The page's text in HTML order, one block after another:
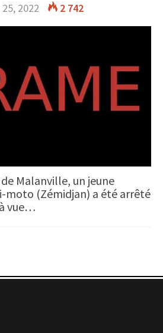
2022
2 742
Malanville, un jeune
moto (Zémidjan) a été arrêté
vue…